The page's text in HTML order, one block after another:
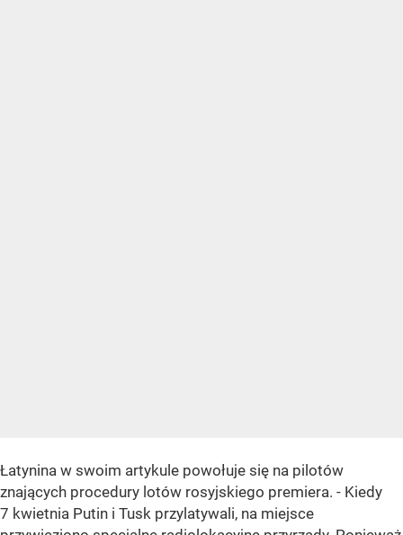
Łatynina w swoim artykule powołuje się na pilotów
znających procedury lotów rosyjskiego premiera. - Kiedy
7 kwietnia Putin i Tusk przylatywali, na miejsce